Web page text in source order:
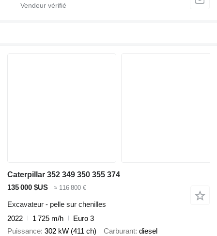
Caterpillar 352 349 350 355 374
135 000 $US
≈ 116 800 €
Excavateur - pelle sur chenilles
2022
1 725 m/h
Euro 3
Puissance 302 kW (411 ch) Carburant diesel